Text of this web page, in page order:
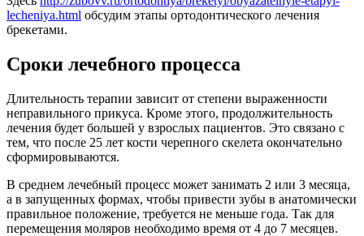
lecheniya.html обсудим этапы ортодонтического лечения
брекетами.
Сроки лечебного процесса
Длительность терапии зависит от степени выраженности
неправильного прикуса. Кроме этого, продолжительность
лечения будет большей у взрослых пациентов. Это связано с
тем, что после 25 лет кости черепного скелета окончательно
сформировываются.
В среднем лечебный процесс может занимать 2 или 3 месяца,
а в запущенных формах, чтобы привести зубы в анатомически
правильное положение, требуется не меньше года. Так для
перемещения моляров необходимо время от 4 до 7 месяцев.